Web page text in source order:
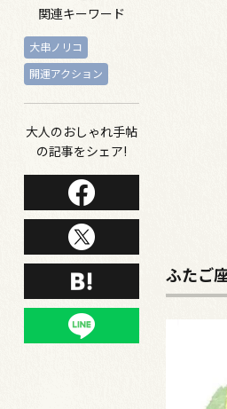
関連キーワード
大串ノリコ
開運アクション
大人のおしゃれ手帖
の記事をシェア!
ふたご